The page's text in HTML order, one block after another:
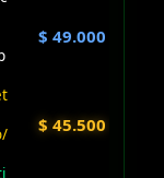
$ 49.000
$ 45.500